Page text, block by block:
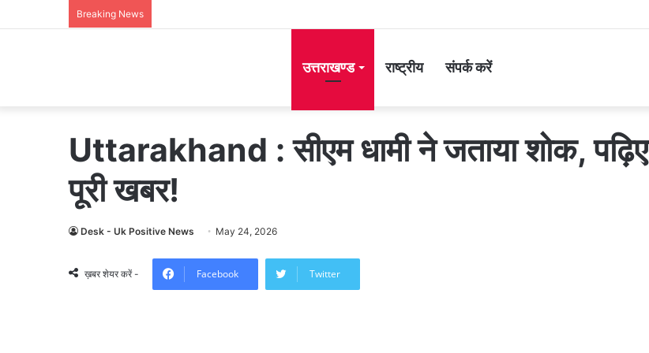
Breaking News
उत्तराखण्ड राष्ट्रीय संपर्क करें
Uttarakhand : सीएम धामी ने जताया शोक, पढ़िए
पूरी खबर!
Desk - Uk Positive News May 24, 2026
ख़बर शेयर करें - Facebook Twitter